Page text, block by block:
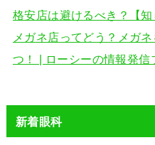
格安店は避けるべき？【知
メガネ店ってどう？メガ
つ！ | ローシーの情報発信
新着眼科